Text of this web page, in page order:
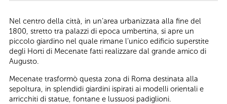
Nel centro della città, in un’area urbanizzata alla fine del
1800, stretto tra palazzi di epoca umbertina, si apre un
piccolo giardino nel quale rimane l’unico edificio superstite
degli Horti di Mecenate fatti realizzare dal grande amico di
Augusto.
Mecenate trasformò questa zona di Roma destinata alla
sepoltura, in splendidi giardini ispirati ai modelli orientali e
arricchiti di statue, fontane e lussuosi padiglioni.